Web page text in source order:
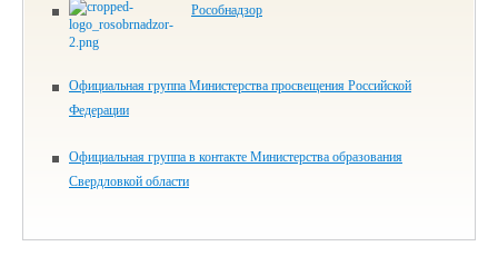
Рособнадзор
Официальная группа Министерства просвещения Российской
Федерации
Официальная группа в контакте Министерства образования
Свердловкой области